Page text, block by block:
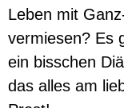
Leben mit
vermiesen? Es
ein bisschen
das alles am